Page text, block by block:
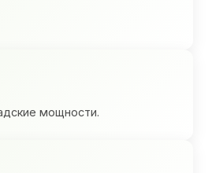
мощности.